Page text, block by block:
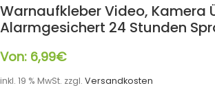
Warnaufkleber Video, Kamera
Alarmgesichert 24 Stunden
Von: 6,99€
inkl. 19 % MwSt. zzgl. Versandkosten